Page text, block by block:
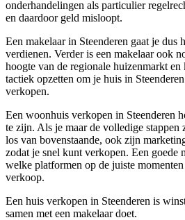
onderhandelingen als particulier
en daardoor geld misloopt.
Een makelaar in Steenderen gaat je dus
verdienen. Verder is een makelaar ook
hoogte van de regionale huizenmarkt en
tactiek opzetten om je huis in
verkopen.
Een woonhuis verkopen in Steenderen
te zijn. Als je maar de volledige stappen
los van bovenstaande, ook zijn
zodat je snel kunt verkopen. Een goede
welke platformen op de juiste
verkoop.
Een huis verkopen in Steenderen is
samen met een makelaar doet.